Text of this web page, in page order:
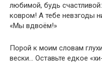
любимой, будь
ковром! А тебе невзгоды
«Мы вдвоём!»
Порой к моим словам
вески… Оставьте едкое